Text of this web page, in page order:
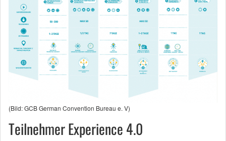
(Bild: GCB German Convention Bureau e. V)
Teilnehmer Experience 4.0